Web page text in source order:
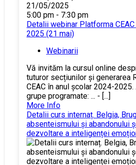
21/05/2025
5:00 pm - 7:30 pm
Detalii webinar Platforma
2025 (21 mai)
Webinarii
Vă invităm la cursul online
tuturor secțiunilor și generarea
CEAC în anul școlar 2024-2025.
grupe programate: ... - [...]
More Info
Detalii curs internaț. Belgia,
absenteismului și abandonului
dezvoltare a inteligenței